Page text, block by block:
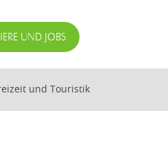
UND JOBS
und Touristik